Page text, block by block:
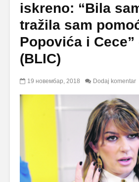
iskreno: “Bila
tražila sam
Popovića i Cece”
(BLIC)
19 новембар, 2018 Dodaj komentar